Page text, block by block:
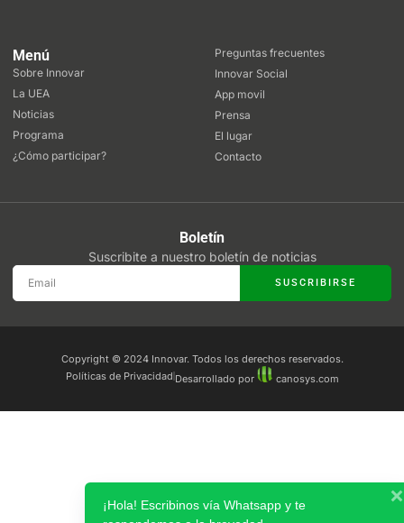
Menú
Sobre Innovar
La UEA
Noticias
Programa
¿Cómo participar?
Preguntas frecuentes
Innovar Social
App movil
Prensa
El lugar
Contacto
Boletín
Suscribite a nuestro boletín de noticias
SUSCRIBIRSE
Copyright © 2024 Innovar. Todos los derechos reservados.
Políticas de PrivacidadDesarrollado por canosys.com
¡Hola! Escribinos vía Whatsapp y te